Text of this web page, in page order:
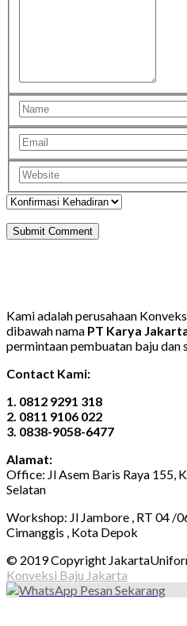
Kami adalah perusahaan
dibawah nama PT Karya
permintaan pembuatan baju dan
Contact Kami:
1. 0812 9291 318
2. 0811 9106 022
3. 0838-9058-6477
Alamat:
Office: Jl Asem Baris Raya 155,
Selatan
Workshop: Jl Jambore , RT 04 /
Cimanggis , Kota Depok
© 2019 Copyright
Konveksi Baju Jakarta
Pesan Sekarang